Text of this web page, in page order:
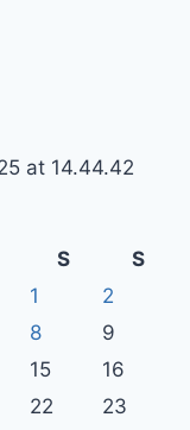
S
S
1
2
8
9
15
16
22
23